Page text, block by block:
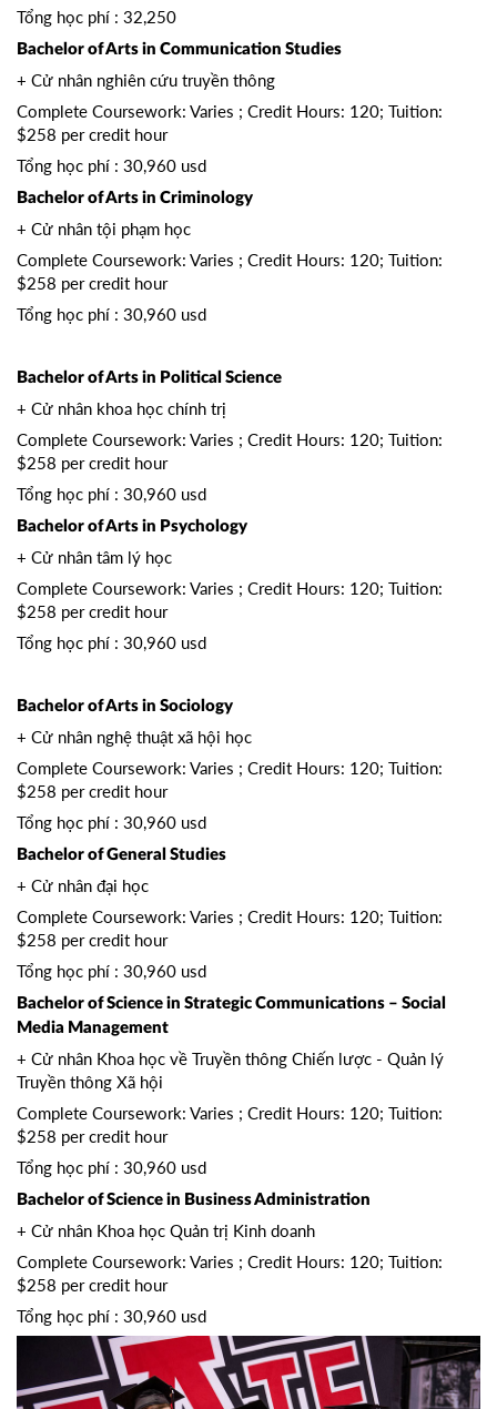
Tổng học phí : 32,250
Bachelor of Arts in Communication Studies
+ Cử nhân nghiên cứu truyền thông
Complete Coursework: Varies ; Credit Hours: 120; Tuition:
$258 per credit hour
Tổng học phí : 30,960 usd
Bachelor of Arts in Criminology
+ Cử nhân tội phạm học
Complete Coursework: Varies ; Credit Hours: 120; Tuition:
$258 per credit hour
Tổng học phí : 30,960 usd
Bachelor of Arts in Political Science
+ Cử nhân khoa học chính trị
Complete Coursework: Varies ; Credit Hours: 120; Tuition:
$258 per credit hour
Tổng học phí : 30,960 usd
Bachelor of Arts in Psychology
+ Cử nhân tâm lý học
Complete Coursework: Varies ; Credit Hours: 120; Tuition:
$258 per credit hour
Tổng học phí : 30,960 usd
Bachelor of Arts in Sociology
+ Cử nhân nghệ thuật xã hội học
Complete Coursework: Varies ; Credit Hours: 120; Tuition:
$258 per credit hour
Tổng học phí : 30,960 usd
Bachelor of General Studies
+ Cử nhân đại học
Complete Coursework: Varies ; Credit Hours: 120; Tuition:
$258 per credit hour
Tổng học phí : 30,960 usd
Bachelor of Science in Strategic Communications – Social
Media Management
+ Cử nhân Khoa học về Truyền thông Chiến lược - Quản lý
Truyền thông Xã hội
Complete Coursework: Varies ; Credit Hours: 120; Tuition:
$258 per credit hour
Tổng học phí : 30,960 usd
Bachelor of Science in Business Administration
+ Cử nhân Khoa học Quản trị Kinh doanh
Complete Coursework: Varies ; Credit Hours: 120; Tuition:
$258 per credit hour
Tổng học phí : 30,960 usd